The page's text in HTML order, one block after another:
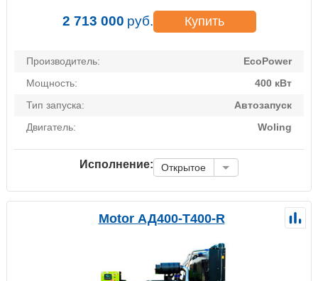
2 713 000 руб. Купить
Производитель:
EcoPower
Мощность:
400 кВт
Тип запуска:
Автозапуск
Двигатель:
Woling
Исполнение: Открытое
Motor АД400-Т400-R